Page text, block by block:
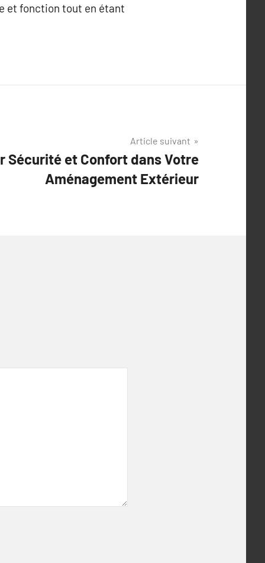
et fonction tout en étant
Article suivant
Sécurité et Confort dans Votre
Aménagement Extérieur